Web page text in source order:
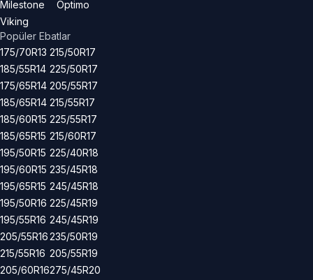
Milestone
Viking
Optimo
Popüler Ebatlar
175/70R13
185/55R14
175/65R14
185/65R14
185/60R15
185/65R15
195/50R15
195/60R15
195/65R15
195/50R16
195/55R16
205/55R16
215/55R16
205/60R16
215/50R17
225/50R17
205/55R17
215/55R17
225/55R17
215/60R17
225/40R18
235/45R18
245/45R18
225/45R19
245/45R19
235/50R19
205/55R19
275/45R20